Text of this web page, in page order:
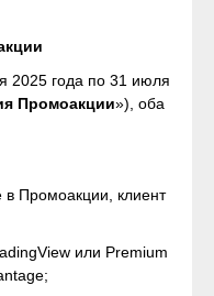
2025 года по 31 июля
Промоакции»), оба
в Промоакции, клиент
или Premium